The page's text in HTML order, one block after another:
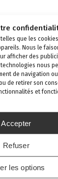
que les
Nous le
afficher des
nous
de navigation
de retirer son
et
Accepter
Refuser
les options
dès le
jour
communes
wallon et
Tournai. En
est